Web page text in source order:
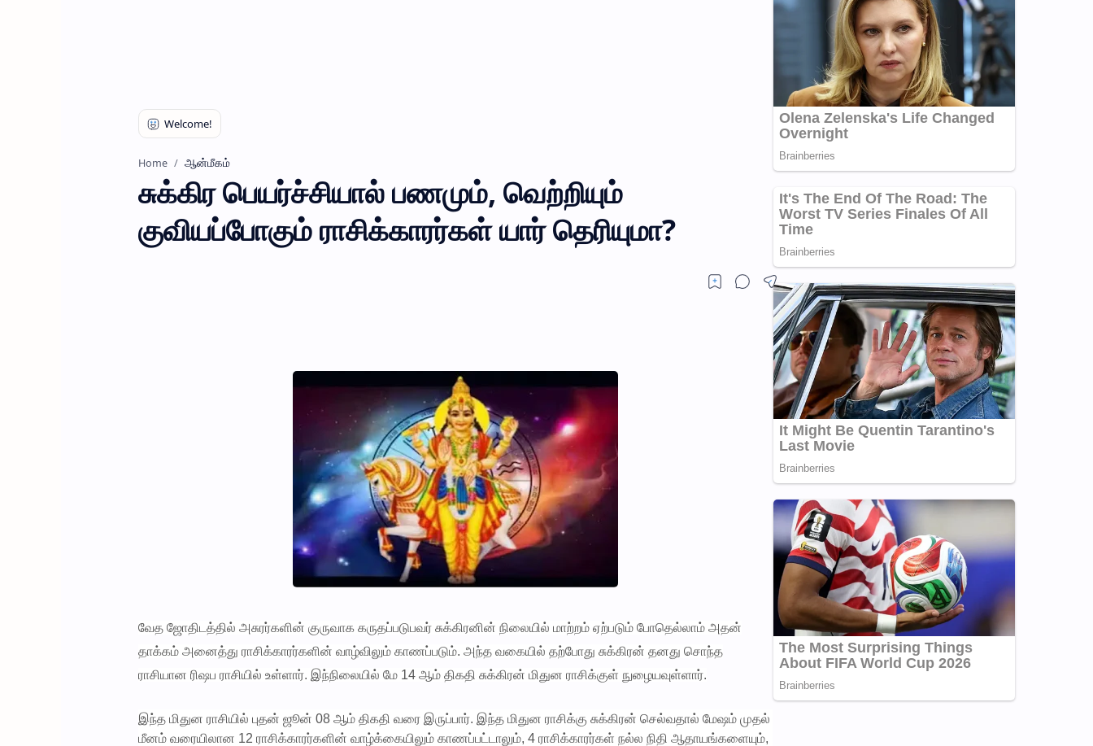
Home ஆன்மீகம்
சுக்கிர பெயர்ச்சியால் பணமும், வெற்றியும்
குவியப்போகும் ராசிக்காரர்கள் யார் தெரியுமா?
வேத ஜோதிடத்தில் அசுரர்களின் குருவாக கருதப்படுபவர் சுக்கிரனின் நிலையில் மாற்றம் ஏற்படும் போதெல்லாம் அதன்
தாக்கம் அனைத்து ராசிக்காரர்களின் வாழ்விலும் காணப்படும். அந்த வகையில் தற்போது சுக்கிரன் தனது சொந்த
ராசியான ரிஷப ராசியில் உள்ளார். இந்நிலையில் மே 14 ஆம் திகதி சுக்கிரன் மிதுன ராசிக்குள் நுழையவுள்ளார்.
இந்த மிதுன ராசியில் புதன் ஜூன் 08 ஆம் திகதி வரை இருப்பார். இந்த மிதுன ராசிக்கு சுக்கிரன் செல்வதால் மேஷம் முதல்
மீனம் வரையிலான 12 ராசிக்காரர்களின் வாழ்க்கையிலும் காணப்பட்டாலும், 4 ராசிக்காரர்கள் நல்ல நிதி ஆதாயங்களையும்,